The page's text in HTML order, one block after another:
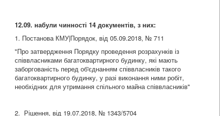
12.09. набули чинності 14 документів, з них:
1. Постанова КМУ|Порядок, від 05.09.2018, № 711
"Про затвердження Порядку проведення розрахунків із
співвласниками багатоквартирного будинку, які мають
заборгованість перед об'єднанням співвласників такого
багатоквартирного будинку, у разі виконання ними робіт,
необхідних для утримання спільного майна співвласників"
2. Рішення, від 19.07.2018, № 1343/5704